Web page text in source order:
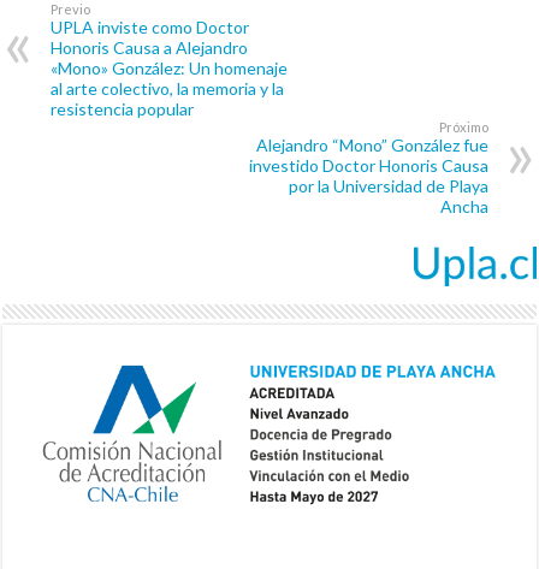
Previo
UPLA inviste como Doctor
Honoris Causa a Alejandro
«Mono» González: Un homenaje
al arte colectivo, la memoria y la
resistencia popular
Próximo
Alejandro “Mono” González fue
investido Doctor Honoris Causa
por la Universidad de Playa
Ancha